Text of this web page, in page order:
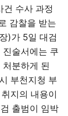
건 수사 과정
감찰을 받는
)가 5일 대검
술서에는 쿠
분하게 된
부천지청 부
지의 내용이
출범이 임박